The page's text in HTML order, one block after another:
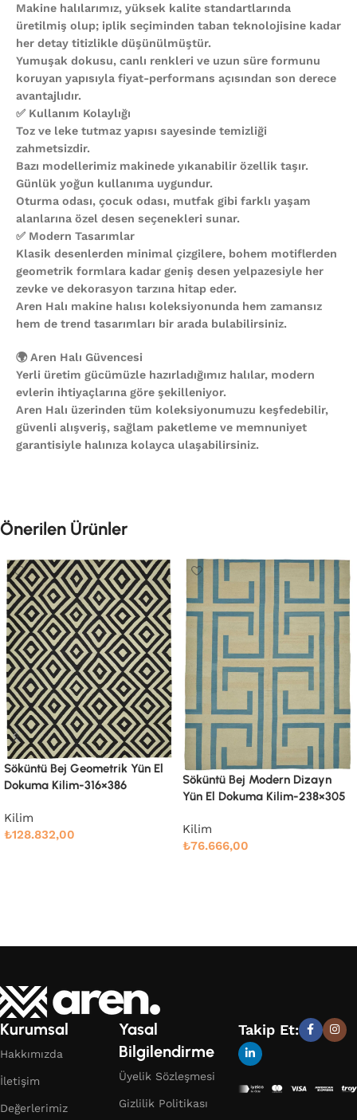
Makine halılarımız, yüksek kalite standartlarında
üretilmiş olup; iplik seçiminden taban teknolojisine kadar
her detay titizlikle düşünülmüştür.
Yumuşak dokusu, canlı renkleri ve uzun süre formunu
koruyan yapısıyla fiyat-performans açısından son derece
avantajlıdır.
✅ Kullanım Kolaylığı
Toz ve leke tutmaz yapısı sayesinde temizliği
zahmetsizdir.
Bazı modellerimiz makinede yıkanabilir özellik taşır.
Günlük yoğun kullanıma uygundur.
Oturma odası, çocuk odası, mutfak gibi farklı yaşam
alanlarına özel desen seçenekleri sunar.
✅ Modern Tasarımlar
Klasik desenlerden minimal çizgilere, bohem motiflerden
geometrik formlara kadar geniş desen yelpazesiyle her
zevke ve dekorasyon tarzına hitap eder.
Aren Halı makine halısı koleksiyonunda hem zamansız
hem de trend tasarımları bir arada bulabilirsiniz.
🌍 Aren Halı Güvencesi
Yerli üretim gücümüzle hazırladığımız halılar, modern
evlerin ihtiyaçlarına göre şekilleniyor.
Aren Halı üzerinden tüm koleksiyonumuzu keşfedebilir,
güvenli alışveriş, sağlam paketleme ve memnuniyet
garantisiyle halınıza kolayca ulaşabilirsiniz.
Önerilen Ürünler
Söküntü Bej Modern Dizayn
Kilim
Söküntü Bej Modern Dizayn
Yün El Dokuma Kilim-247×303
₺78.989,00
Kurumsal
Hakkımızda
İletişim
Değerlerimiz
Yasal
Bilgilendirme
Üyelik Sözleşmesi
Gizlilik Politikası
Takip Et: